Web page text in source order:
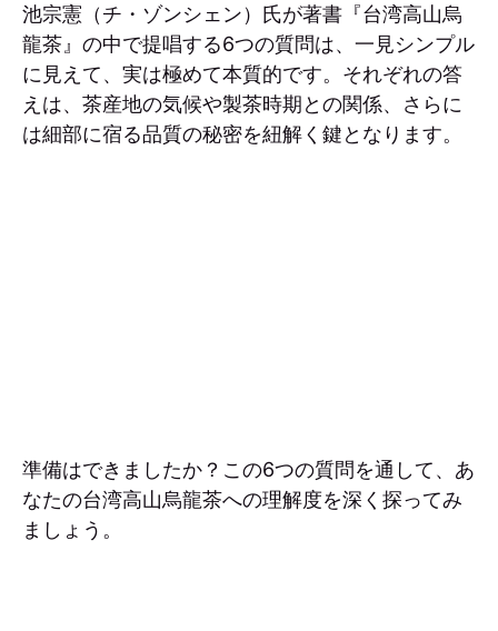
池宗憲（チ・ゾンシェン）氏が著書『台湾高山烏
龍茶』の中で提唱する6つの質問は、一見シンプル
に見えて、実は極めて本質的です。それぞれの答
えは、茶産地の気候や製茶時期との関係、さらに
は細部に宿る品質の秘密を紐解く鍵となります。
準備はできましたか？この6つの質問を通して、あ
なたの台湾高山烏龍茶への理解度を深く探ってみ
ましょう。